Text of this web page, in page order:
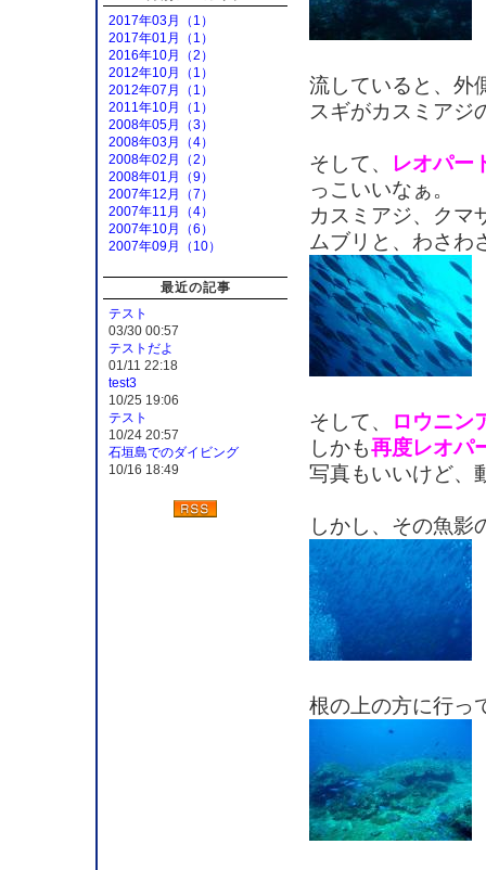
流していると、外
スギがカスミアジ
そして、
レオパー
っこいいなぁ。
カスミアジ、クマ
ムブリと、わさわ
そして、
ロウニン
しかも再度レオパ
写真もいいけど、
しかし、その魚影
根の上の方に行っ
2017年03月（1）
2017年01月（1）
2016年10月（2）
2012年10月（1）
2012年07月（1）
2011年10月（1）
2008年05月（3）
2008年03月（4）
2008年02月（2）
2008年01月（9）
2007年12月（7）
2007年11月（4）
2007年10月（6）
2007年09月（10）
最近の記事
テスト
03/30 00:57
テストだよ
01/11 22:18
test3
10/25 19:06
テスト
10/24 20:57
石垣島でのダイビング
10/16 18:49